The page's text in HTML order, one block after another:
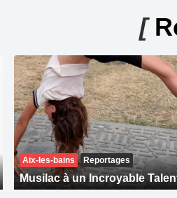
[
Aix-les-bains Reportages
Musilac à un Incroyable